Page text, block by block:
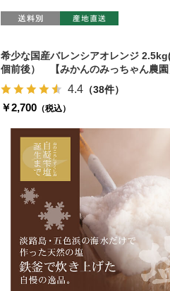
希少な国産バレンシアオレンジ
個前後） 【みかんのみっちゃん農園
4.4 （38件）
￥2,700 （税込）